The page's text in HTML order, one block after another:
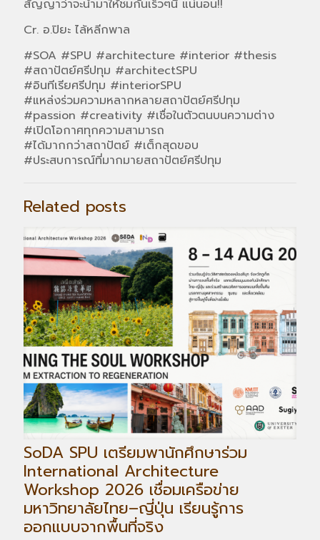
สัญญาว่าจะนำมาให้ชมกันเร็วๆนี้ แน่นอน!!
Cr. อ.ปิยะ ไล้หลีกพาล
#SOA #SPU #architecture #interior #thesis
#สถาปัตย์ศรีปทุม #architectSPU
#อินทีเรียศรีปทุม #interiorSPU
#แหล่งร่วมความหลากหลายสถาปัตย์ศรีปทุม
#passion #creativity #เชื่อในตัวตนบนความต่าง
#เปิดโอกาศทุกความสามารถ
#ได้มากกว่าสถาปัตย์ #เต็กสุดขอบ
#ประสบการณ์ที่มากมายสถาปัตย์ศรีปทุม
Related posts
SoDA SPU เตรียมพานักศึกษาร่วม
International Architecture
Workshop 2026 เชื่อมเครือข่าย
มหาวิทยาลัยไทย–ญี่ปุ่น เรียนรู้การ
ออกแบบจากพื้นที่จริง